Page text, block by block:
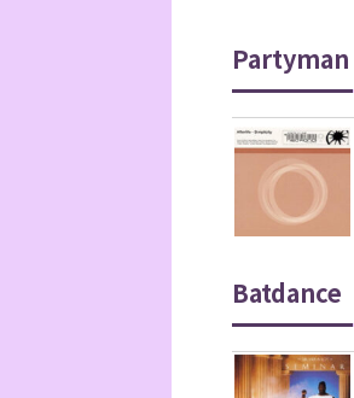
Partyman
Batdance